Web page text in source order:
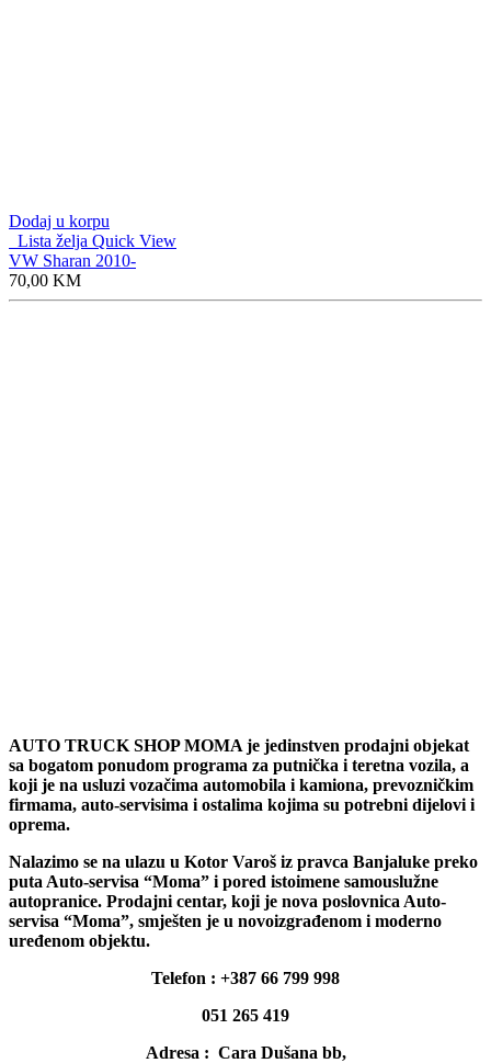
Dodaj u korpu
Lista želja Quick View
VW Sharan 2010-
70,00 KM
AUTO TRUCK SHOP MOMA je jedinstven prodajni objekat
sa bogatom ponudom programa za putnička i teretna vozila, a
koji je na usluzi vozačima automobila i kamiona, prevozničkim
firmama, auto-servisima i ostalima kojima su potrebni dijelovi i
oprema.
Nalazimo se na ulazu u Kotor Varoš iz pravca Banjaluke preko
puta Auto-servisa “Moma” i pored istoimene samouslužne
autopranice. Prodajni centar, koji je nova poslovnica Auto-
servisa “Moma”, smješten je u novoizgrađenom i moderno
uređenom objektu.
Telefon : +387 66 799 998
051 265 419
Adresa : Cara Dušana bb,